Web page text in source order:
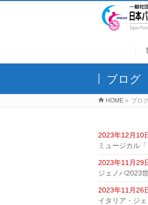
ブログ
HOME » ブロ
2023年12月10
ミュージカル
2023年11月29
ジェノバ2023
2023年11月26
イタリア・ジ